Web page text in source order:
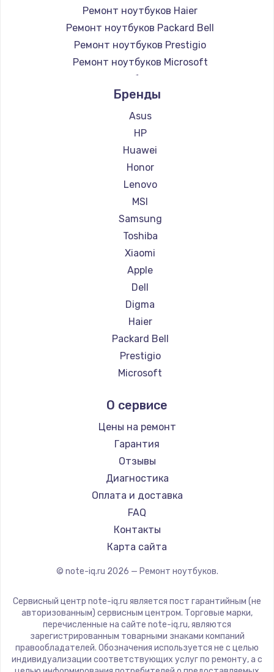
Ремонт ноутбуков Haier
Ремонт ноутбуков Packard Bell
Ремонт ноутбуков Prestigio
Ремонт ноутбуков Microsoft
Ремонт ноутбуков Alienware
Ремонт ноутбуков Aquarius
Ремонт ноутбуков Gigabyte
Ремонт ноутбуков Aorus
Ремонт ноутбуков Maibenben
Ремонт ноутбуков Getac
Ремонт ноутбуков Epson
Ремонт ноутбуков Philips
Ремонт ноутбуков LG
Ремонт ноутбуков Panasonic
Ремонт ноутбуков Irbis
Ремонт ноутбуков Thunderobot
Ремонт ноутбуков Hasee
Ремонт ноутбуков ZTE
Ремонт ноутбуков Hiper
Ремонт ноутбуков Evga
Ремонт ноутбуков Google
Ремонт ноутбуков Echips
Ремонт ноутбуков Predator
Ремонт ноутбуков iru
Ремонт ноутбуков Machenike
Ремонт ноутбуков DEXP
Ремонт ноутбуков Teclast
Ремонт ноутбуков CHUWI
Ремонт ноутбуков Colorful
Бренды
Asus
HP
Huawei
Honor
Lenovo
MSI
Samsung
Toshiba
Xiaomi
Apple
Dell
Digma
Haier
Packard Bell
Prestigio
Microsoft
Aquarius
Gigabyte
Aorus
Maibenben
Getac
Epson
Philips
LG
Panasonic
ZTE
Hiper
Evga
Google
О сервисе
Цены на ремонт
Гарантия
Отзывы
Диагностика
Оплата и доставка
FAQ
Контакты
Карта сайта
© note-iq.ru 2026 — Ремонт ноутбуков.
Сервисный центр note-iq.ru является пост гарантийным (не
авторизованным) сервисным центром. Торговые марки,
перечисленные на сайте note-iq.ru, являются
зарегистрированным товарными знаками компаний
правообладателей. Обозначения используется не с целью
индивидуализации соответствующих услуг по ремонту, а с